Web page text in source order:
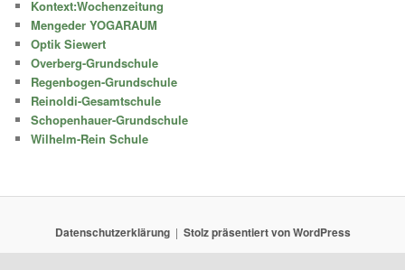
Kontext:Wochenzeitung
Mengeder YOGARAUM
Optik Siewert
Overberg-Grundschule
Regenbogen-Grundschule
Reinoldi-Gesamtschule
Schopenhauer-Grundschule
Wilhelm-Rein Schule
Datenschutzerklärung Stolz präsentiert von WordPress